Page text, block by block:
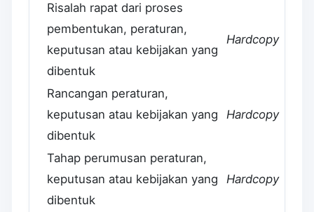
Risalah rapat dari proses
pembentukan, peraturan,
keputusan atau kebijakan yang
dibentuk
Hardcopy
Rancangan peraturan,
keputusan atau kebijakan yang
dibentuk
Hardcopy
Tahap perumusan peraturan,
keputusan atau kebijakan yang
dibentuk
Hardcopy